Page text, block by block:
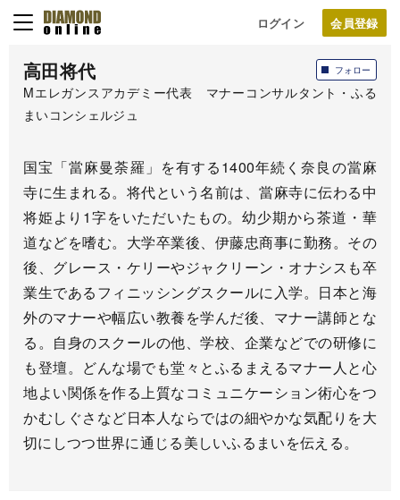
ログイン
フォロー
高田将代
Mエレガンスアカデミー代表 マナーコンサルタント・ふる
まいコンシェルジュ
国宝「當麻曼荼羅」を有する1400年続く奈良の當麻
寺に生まれる。将代という名前は、當麻寺に伝わる中
将姫より1字をいただいたもの。幼少期から茶道・華
道などを嗜む。大学卒業後、伊藤忠商事に勤務。その
後、グレース・ケリーやジャクリーン・オナシスも卒
業生であるフィニッシングスクールに入学。日本と海
外のマナーや幅広い教養を学んだ後、マナー講師とな
る。自身のスクールの他、学校、企業などでの研修に
も登壇。どんな場でも堂々とふるまえるマナー人と心
地よい関係を作る上質なコミュニケーション術心をつ
かむしぐさなど日本人ならではの細やかな気配りを大
切にしつつ世界に通じる美しいふるまいを伝える。